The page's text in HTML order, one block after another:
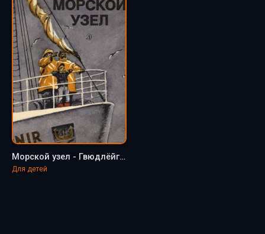
Морской узел - Гвюдлёйгур Арасон
Для детей